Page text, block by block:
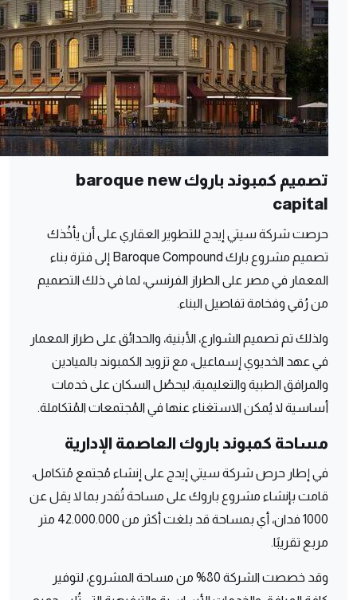
تصميم كمبوند باروك baroque new
capital
حرصت شركة سيتي إيدج للتطوير العقاري على أن يأخُذك
تصميم مشروع بارك Baroque Compound إلى فترة بناء
المعمار في مصر على الطراز الفرنسي، لما في ذلك التصميم
من رُقي وفخامة تفاصيل البناء.
ولذلك تم تصميم الشوارع، الأبنية، والحدائق على طراز المعمار
في عهد الخديوي إسماعيل، مع تزويد الكمبوند بالميادين
والمرافق الطبية والتعليمية، ليحصُل السكان على خدمات
أساسية لا يُمكن الاستغناء عنها في المُجتمعات المُتكاملة.
مساحة كمبوند باروك العاصمة الإدارية
في إطار حرص شركة سيتي إيدج على إنشاء مُجتمع مُتكامل،
قامت بإنشاء مشروع باروك على مساحة تُقدر بما لا يقل عن
1000 فدان، أي بمساحة قد بلغت أكثر من 42.000.000 متر
مربع تقريبًا.
وقد خصصت الشركة 80% من مساحة المشروع، لتوفير